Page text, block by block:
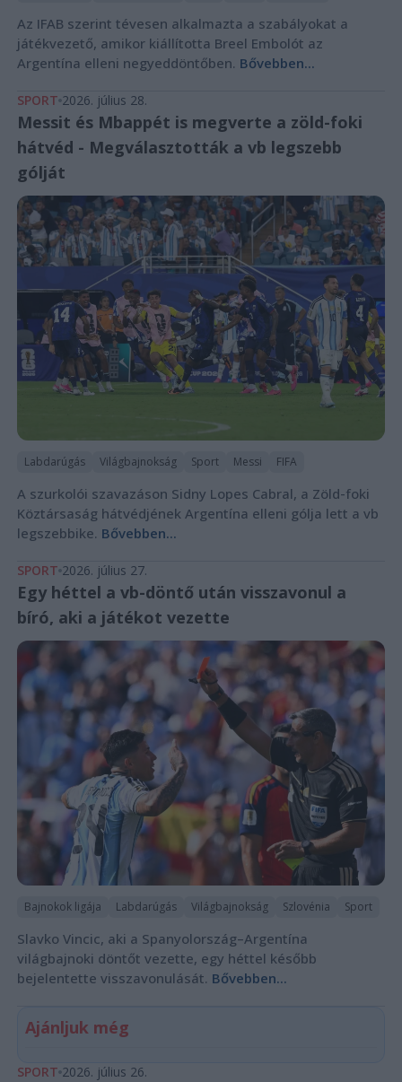
Az IFAB szerint tévesen alkalmazta a szabályokat a
játékvezető, amikor kiállította Breel Embolót az
Argentína elleni negyeddöntőben. Bővebben...
SPORT 2026. július 28.
Messit és Mbappét is megverte a zöld-foki
hátvéd - Megválasztották a vb legszebb
gólját
Labdarúgás Világbajnokság Sport Messi FIFA
A szurkolói szavazáson Sidny Lopes Cabral, a Zöld-foki
Köztársaság hátvédjének Argentína elleni gólja lett a vb
legszebbike. Bővebben...
SPORT 2026. július 27.
Egy héttel a vb-döntő után visszavonul a
bíró, aki a játékot vezette
Bajnokok ligája Labdarúgás Világbajnokság Szlovénia Sport
Slavko Vincic, aki a Spanyolország–Argentína
világbajnoki döntőt vezette, egy héttel később
bejelentette visszavonulását. Bővebben...
Ajánljuk még
SPORT 2026. július 26.